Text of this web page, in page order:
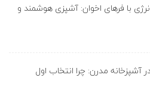
با فرهای اخوان: آشپزی هوشمند و
آشپزخانه مدرن: چرا انتخاب اول